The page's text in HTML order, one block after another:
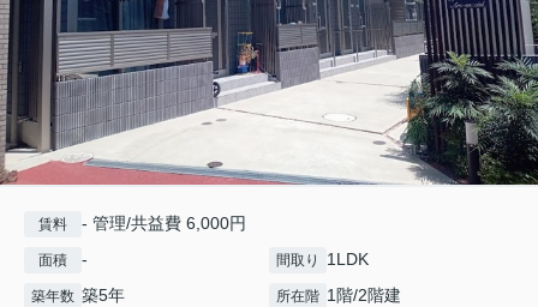
賃料 - 管理/共益費 6,000円
面積 - 間取り 1LDK
築年数 築5年 所在階 1階/2階建